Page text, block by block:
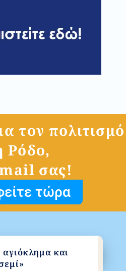
τον πολιτισμό
Ρόδο,
σας!
τώρα
αγιόκλημα και